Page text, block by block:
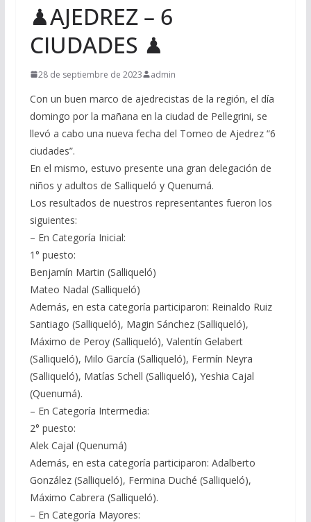
♟AJEDREZ – 6
CIUDADES ♟
28 de septiembre de 2023 admin
Con un buen marco de ajedrecistas de la región, el día
domingo por la mañana en la ciudad de Pellegrini, se
llevó a cabo una nueva fecha del Torneo de Ajedrez “6
ciudades”.
En el mismo, estuvo presente una gran delegación de
niños y adultos de Salliqueló y Quenumá.
Los resultados de nuestros representantes fueron los
siguientes:
– En Categoría Inicial:
1° puesto:
Benjamín Martin (Salliqueló)
Mateo Nadal (Salliqueló)
Además, en esta categoría participaron: Reinaldo Ruiz
Santiago (Salliqueló), Magin Sánchez (Salliqueló),
Máximo de Peroy (Salliqueló), Valentín Gelabert
(Salliqueló), Milo García (Salliqueló), Fermín Neyra
(Salliqueló), Matías Schell (Salliqueló), Yeshia Cajal
(Quenumá).
– En Categoría Intermedia:
2° puesto:
Alek Cajal (Quenumá)
Además, en esta categoría participaron: Adalberto
González (Salliqueló), Fermina Duché (Salliqueló),
Máximo Cabrera (Salliqueló).
– En Categoría Mayores: